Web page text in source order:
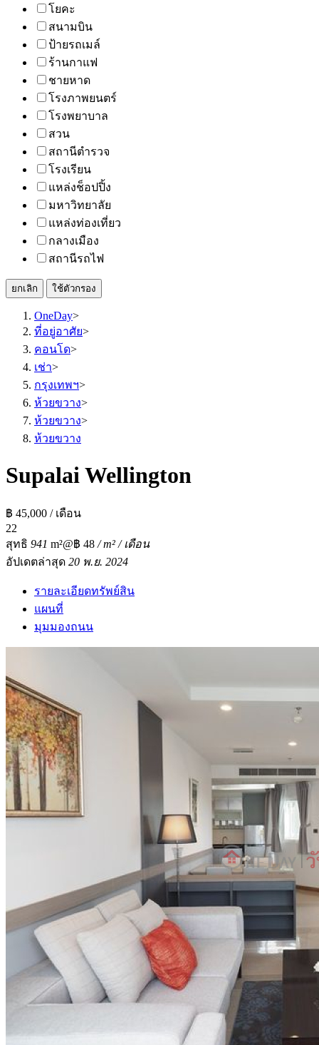
โยคะ
สนามบิน
ป้ายรถเมล์
ร้านกาแฟ
ชายหาด
โรงภาพยนตร์
โรงพยาบาล
สวน
สถานีตำรวจ
โรงเรียน
แหล่งช็อปปิ้ง
มหาวิทยาลัย
แหล่งท่องเที่ยว
กลางเมือง
สถานีรถไฟ
ยกเลิก ใช้ตัวกรอง
OneDay>
ที่อยู่อาศัย>
คอนโด>
เช่า>
กรุงเทพฯ>
ห้วยขวาง>
ห้วยขวาง>
ห้วยขวาง
Supalai Wellington
฿ 45,000 / เดือน
22
สุทธิ 941 m²@฿ 48 / m² / เดือน
อัปเดตล่าสุด 20 พ.ย. 2024
รายละเอียดทรัพย์สิน
แผนที่
มุมมองถนน